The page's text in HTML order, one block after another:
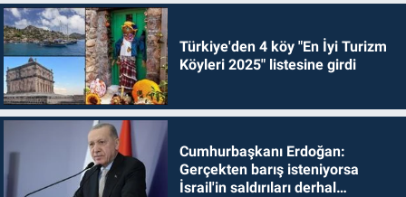
Türkiye'den 4 köy "En İyi Turizm
Köyleri 2025" listesine girdi
Cumhurbaşkanı Erdoğan:
Gerçekten barış isteniyorsa
İsrail'in saldırıları derhal